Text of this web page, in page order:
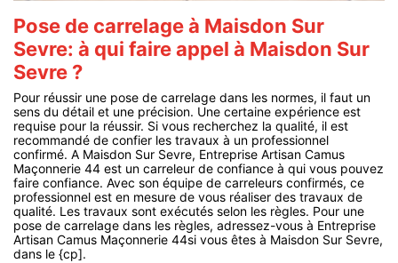
Pose de carrelage à Maisdon Sur
Sevre: à qui faire appel à Maisdon Sur
Sevre ?
Pour réussir une pose de carrelage dans les normes, il faut un
sens du détail et une précision. Une certaine expérience est
requise pour la réussir. Si vous recherchez la qualité, il est
recommandé de confier les travaux à un professionnel
confirmé. A Maisdon Sur Sevre, Entreprise Artisan Camus
Maçonnerie 44 est un carreleur de confiance à qui vous pouvez
faire confiance. Avec son équipe de carreleurs confirmés, ce
professionnel est en mesure de vous réaliser des travaux de
qualité. Les travaux sont exécutés selon les règles. Pour une
pose de carrelage dans les règles, adressez-vous à Entreprise
Artisan Camus Maçonnerie 44si vous êtes à Maisdon Sur Sevre,
dans le {cp].